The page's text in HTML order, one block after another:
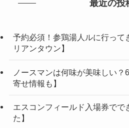
最近の投
予約必須！参鶏湯人ルに行って
リアンタウン】
ノースマンは何味が美味しい？
寄せ情報も】
エスコンフィールド入場券でで
た】